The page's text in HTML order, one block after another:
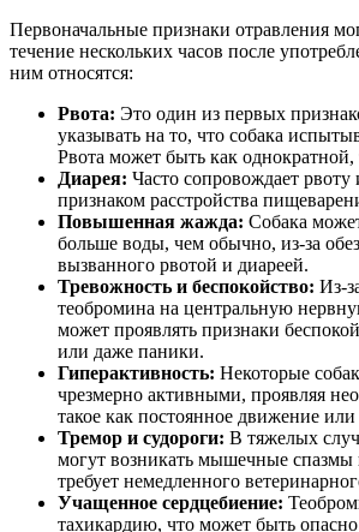
Первоначальные признаки отравления
течение нескольких часов после
ним относятся:
Рвота: Это один из первых
указывать на то, что собака
Рвота может быть как
Диарея: Часто сопровождает
признаком расстройства
Повышенная жажда: Собака
больше воды, чем обычно, из-за
вызванного рвотой и диареей.
Тревожность и беспокойство: Из-
теобромина на центральную
может проявлять признаки
или даже паники.
Гиперактивность: Некоторые
чрезмерно активными, проявляя
такое как постоянное движение или
Тремор и судороги: В тяжелых
могут возникать мышечные спазмы
требует немедленного
Учащенное сердцебиение:
тахикардию, что может быть опасно